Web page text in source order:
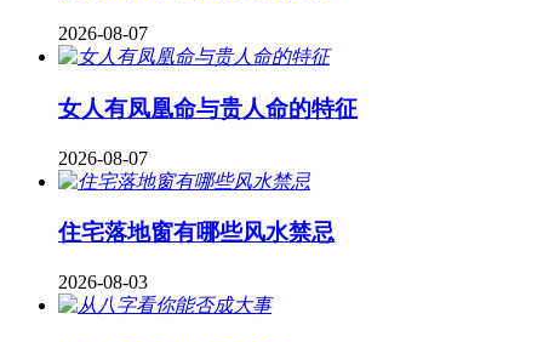
2026-08-07
女人有凤凰命与贵人命的特征
2026-08-07
住宅落地窗有哪些风水禁忌
2026-08-03